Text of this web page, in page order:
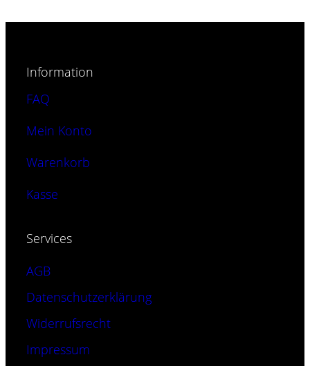
Produkt
mehrere
auf.
Optionen
können
der
gewählt
Information
FAQ
Mein Konto
Warenkorb
Kasse
Services
AGB
Datenschutzerklärung
Widerrufsrecht
Impressum